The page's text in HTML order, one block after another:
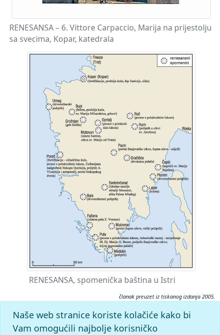
RENESANSA – 6. Vittore Carpaccio, Marija na prijestolju
sa svecima, Kopar, katedrala
RENESANSA, spomenička baština u Istri
članak preuzet iz tiskanog izdanja 2005.
Citiranje:
Istarska enciklopedija (2005), mrežno izdanje.
Leksikografski zavod Miroslav Krleža, 2026. Pristupljeno
Naše web stranice koriste kolačiće kako bi
Vam omogućili najbolje korisničko